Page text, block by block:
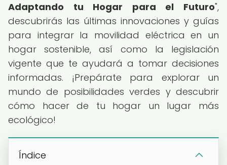
Adaptando tu Hogar para el Futuro",
descubrirás las últimas innovaciones y guías
para integrar la movilidad eléctrica en un
hogar sostenible, así como la legislación
vigente que te ayudará a tomar decisiones
informadas. ¡Prepárate para explorar un
mundo de posibilidades verdes y descubrir
cómo hacer de tu hogar un lugar más
ecológico!
Índice